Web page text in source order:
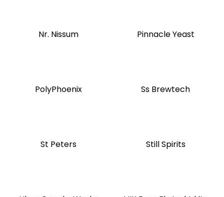
Nr. Nissum Pinnacle Yeast
PolyPhoenix Ss Brewtech
St Peters Still Spirits